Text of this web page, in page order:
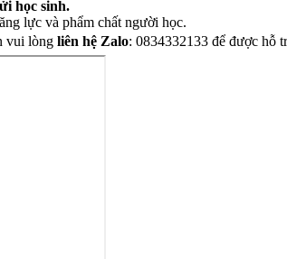
học sinh.
lực và phẩm chất người học.
vui lòng liên hệ Zalo: 0834332133 để được hỗ